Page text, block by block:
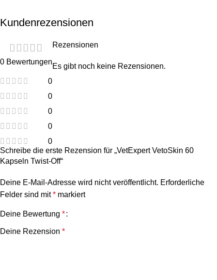
Kundenrezensionen
0 Bewertungen
0
0
0
0
0
Rezensionen
Es gibt noch keine Rezensionen.
Schreibe die erste Rezension für „VetExpert VetoSkin 60
Kapseln Twist-Off“
Deine E-Mail-Adresse wird nicht veröffentlicht. Erforderliche
Felder sind mit* markiert
Deine Bewertung *
Deine Rezension *